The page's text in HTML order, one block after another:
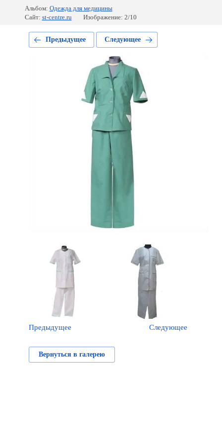
Альбом: Одежда для медицины
Сайт: st-centre.ru Изображение: 2/10
Предыдущее Следующее
Предыдущее Следующее
Вернуться в галерею